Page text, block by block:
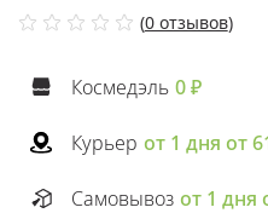
(0 отзывов)
Космедэль 0 ₽
Курьер от 1 дня от
Самовывоз от 1 дня